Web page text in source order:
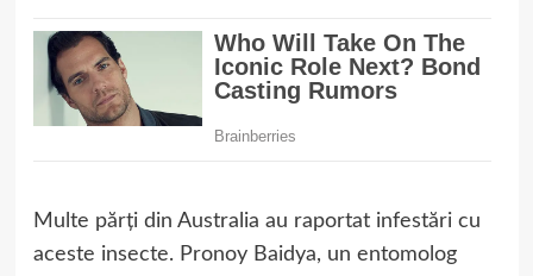
Multe părți din Australia au raportat infestări cu
aceste insecte. Pronoy Baidya, un entomolog